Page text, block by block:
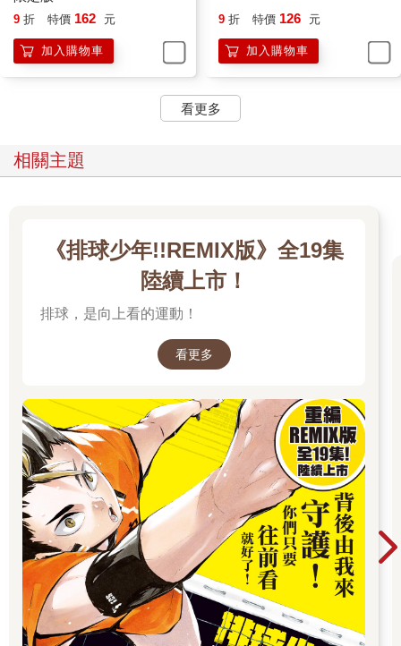
9 折 特價 162 元
加入購物車
9 折 特價 126 元
加入購物車
看更多
相關主題
《排球少年!!REMIX版》全19集
陸續上市！
排球，是向上看的運動！
看更多